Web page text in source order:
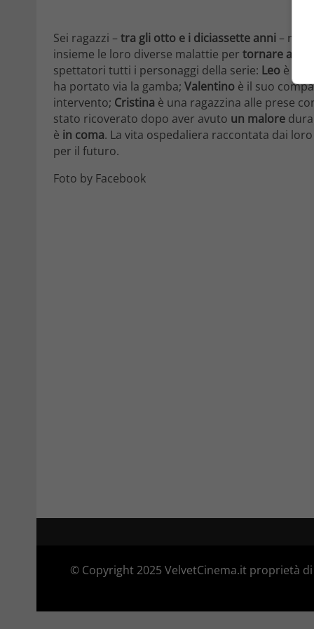
Sei ragazzi –tra gli otto e i diciassette anni–
insieme le loro diverse malattie per tornare a
spettatori tutti i personaggi della serie: Leo è il
ha portato via la gamba; Valentino è il suo
intervento; Cristina è una ragazzina alle prese
stato ricoverato dopo aver avuto un malore
è in coma. La vita ospedaliera raccontata dai
per il futuro.
Foto by Facebook
© Copyright 2025 VelvetCinema.it proprietà di